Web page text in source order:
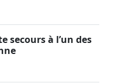
secours à l’un des